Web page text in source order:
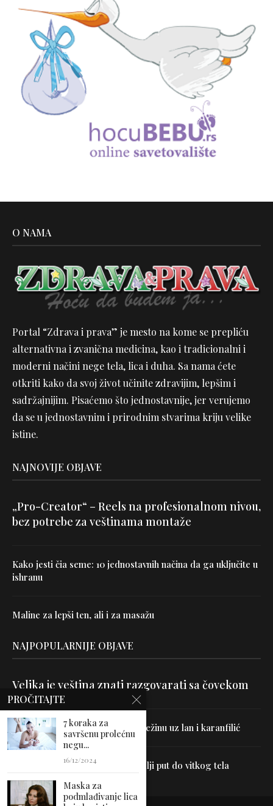
O NAMA
Portal “Zdrava i prava” je mesto na kome se prepliću
alternativna i zvanična medicina, kao i tradicionalni i
moderni načini nege tela, lica i duha. Sa nama ćete
otkriti kako da svoj život učinite zdravijim, lepšim i
sadržajnijim. Pisaćemo što jednostavnije, jer verujemo
da se u jednostavnim i prirodnim stvarima kriju velike
istine.
NAJNOVIJE OBJAVE
„Pro-Creator“ – Reels na profesionalnom nivou,
bez potrebe za veštinama montaže
Kako jesti čia seme: 10 jednostavnih načina da ga uključite u
ishranu
Maline za lepši ten, ali i za masažu
NAJPOPULARNIJE OBJAVE
Velika je veština znati razgovarati sa čovekom
Uništite parazite i normalizujte težinu uz lan i karanfilić
Dr Hajder: Akupunktura je najbolji put do vitkog tela
PROČITAJTE
7 koraka za
savršenu prolećnu
negu...
16/12/2024
Maska za
podmlađivanje lica